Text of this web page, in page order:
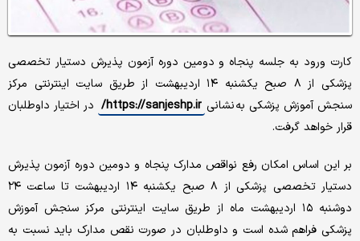
کارت ورود به جلسه پنجاه و دومین دوره آزمون پذیرش دستیار تخصصی
پزشکی از ۸ صبح یکشنبه ۱۴ اردیبهشت از طریق سایت اینترنتی مرکز
سنجش آموزش پزشکی به نشانی https://sanjeshp.ir/
در اختیار داوطلبان
قرار خواهد گرفت.
بر این اساس امکان رفع نواقص مدارک پنجاه و دومین دوره آزمون پذیرش
دستیار تخصصی پزشکی از ۸ صبح یکشنبه ۱۴ اردیبهشت تا ساعت ۲۴
دوشنبه ۱۵ اردیبهشت ماه از طریق سایت اینترنتی مرکز سنجش آموزش
پزشکی فراهم شده است و داوطلبان در صورت نقص مدارک باید نسبت به